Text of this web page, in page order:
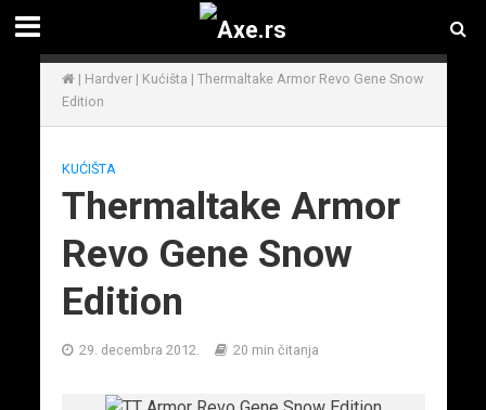
| Hardver| Kućišta | Thermaltake Armor Revo Gene Snow
Edition
KUĆIŠTA
Thermaltake Armor
Revo Gene Snow
Edition
29. decembra 2012. 20 min čitanja